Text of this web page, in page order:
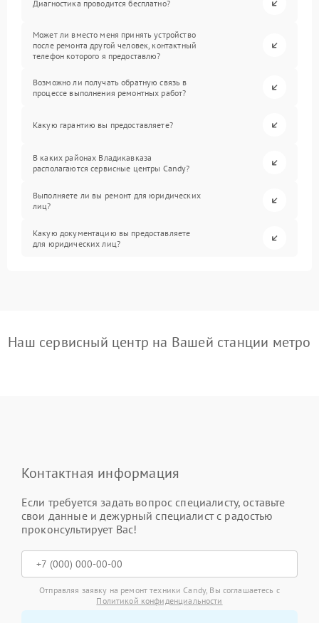
Диагностика проводится бесплатно?
Может ли вместо меня принять устройство
после ремонта другой человек, контактный
телефон которого я предоставлю?
Возможно ли получать обратную связь в
процессе выполнения ремонтных работ?
Какую гарантию вы предоставляете?
В каких районах Владикавказа
располагаются сервисные центры Candy?
Выполняете ли вы ремонт для юридических
лиц?
Какую документацию вы предоставляете
для юридических лиц?
Наш сервисный центр на Вашей станции метро
Контактная информация
Если требуется задать вопрос специалисту, оставьте
свои данные и дежурный специалист с радостью
проконсультирует Вас!
Отправляя заявку на ремонт техники Candy, Вы соглашаетесь с
Политикой конфиденциальности